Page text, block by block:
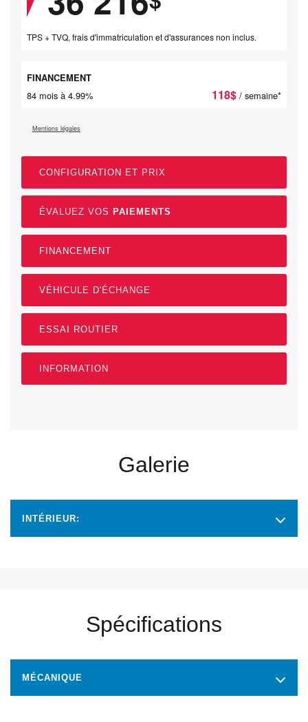
Galerie
INTÉRIEUR:
Spécifications
MÉCANIQUE
TPS + TVQ, frais d'immatriculation et d'assurances non inclus.
FINANCEMENT
84 mois à 4.99% 118$ / semaine*
Mentions légales
CONFIGURATION ET PRIX
ÉVALUEZ VOS PAIEMENTS
FINANCEMENT
VÉHICULE D'ÉCHANGE
ESSAI ROUTIER
INFORMATION